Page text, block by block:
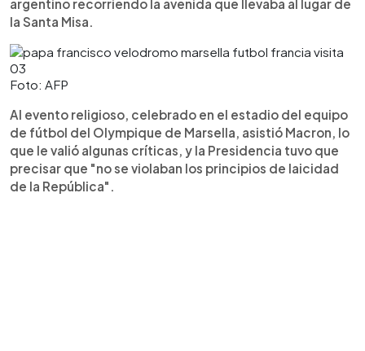
argentino recorriendo la avenida que llevaba al lugar de
la Santa Misa.
Foto: AFP
Al evento religioso, celebrado en el estadio del equipo
de fútbol del Olympique de Marsella, asistió Macron, lo
que le valió algunas críticas, y la Presidencia tuvo que
precisar que "no se violaban los principios de laicidad
de la República".